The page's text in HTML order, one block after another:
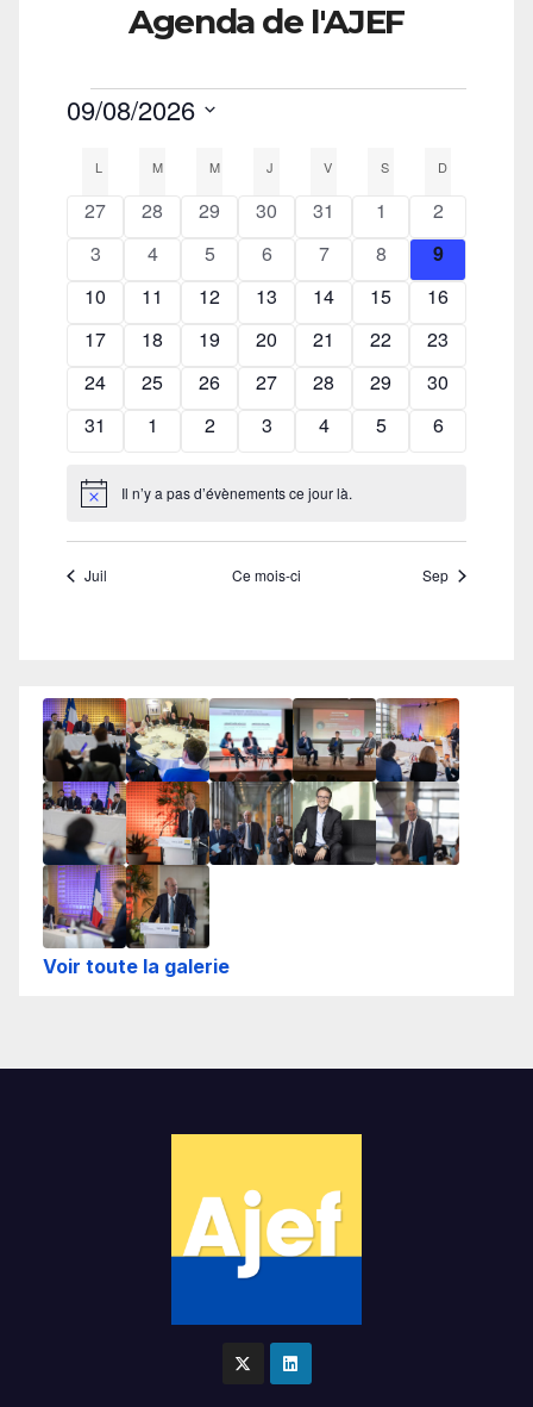
Agenda de l'AJEF
Voir toute la galerie